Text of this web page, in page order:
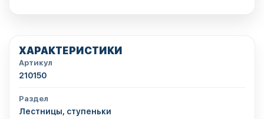
ХАРАКТЕРИСТИКИ
Артикул
210150
Раздел
Лестницы, ступеньки